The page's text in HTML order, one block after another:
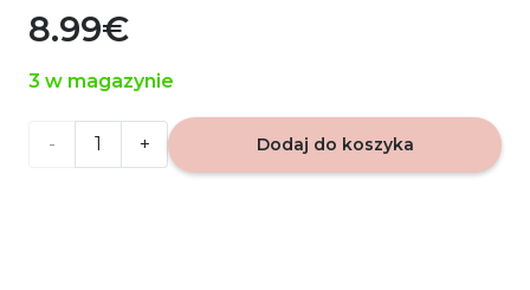
8.99€
3 w magazynie
ilość Dodaj do koszyka